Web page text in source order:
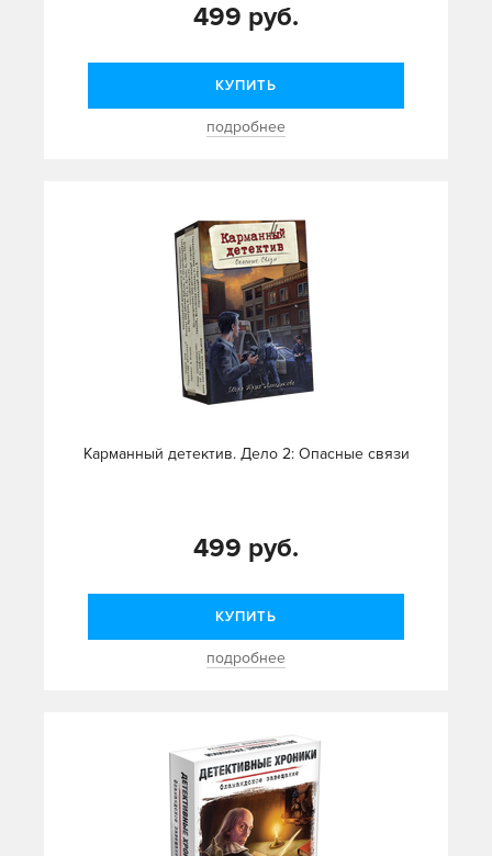
499 руб.
КУПИТЬ
подробнее
Карманный детектив. Дело 2: Опасные связи
499 руб.
КУПИТЬ
подробнее